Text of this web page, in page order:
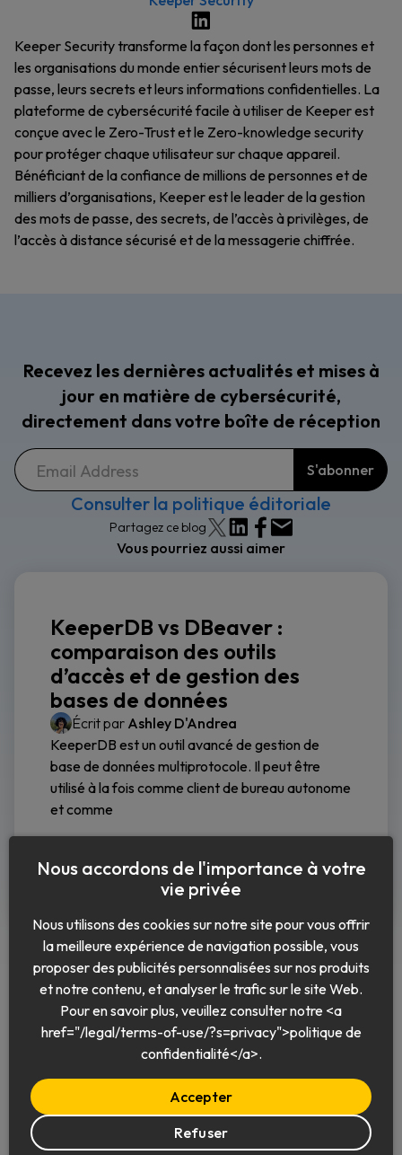
Keeper Security transforme la façon dont les personnes et
les organisations du monde entier sécurisent leurs mots de
passe, leurs secrets et leurs informations confidentielles. La
plateforme de cybersécurité facile à utiliser de Keeper est
conçue avec le Zero-Trust et le Zero-knowledge security
pour protéger chaque utilisateur sur chaque appareil.
Bénéficiant de la confiance de millions de personnes et de
milliers d’organisations, Keeper est le leader de la gestion
des mots de passe, des secrets, de l’accès à privilèges, de
l’accès à distance sécurisé et de la messagerie chiffrée.
Recevez les dernières actualités et mises à
jour en matière de cybersécurité,
directement dans votre boîte de réception
Consulter la politique éditoriale
Partagez ce blog
Vous pourriez aussi aimer
KeeperDB vs DBeaver :
comparaison des outils
d’accès et de gestion des
bases de données
Écrit par Ashley D'Andrea
KeeperDB est un outil avancé de gestion de
base de données multiprotocole. Il peut être
utilisé à la fois comme client de bureau autonome
et comme
Lire la suite
Français
© 2026 Keeper Security, Inc.
Nous accordons de l'importance à votre
vie privée
Nous utilisons des cookies sur notre site pour vous offrir
la meilleure expérience de navigation possible, vous
proposer des publicités personnalisées sur nos produits
et notre contenu, et analyser le trafic sur le site Web.
Pour en savoir plus, veuillez consulter notre <a
href="/legal/terms-of-use/?s=privacy">politique de
confidentialité</a>.
Accepter
Refuser